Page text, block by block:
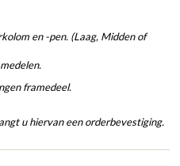
en -pen. (Laag, Midden of
framedeel.
u hiervan een orderbevestiging.